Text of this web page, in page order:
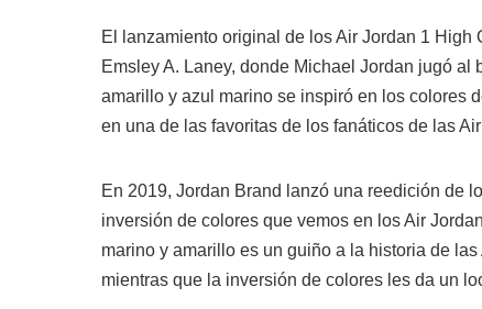
El lanzamiento original de los Air Jordan 1
Emsley A. Laney, donde Michael Jordan jugó
amarillo y azul marino se inspiró en los colores
en una de las favoritas de los fanáticos de las
En 2019, Jordan Brand lanzó una reedición de
inversión de colores que vemos en los Air
marino y amarillo es un guiño a la historia de
mientras que la inversión de colores les da un